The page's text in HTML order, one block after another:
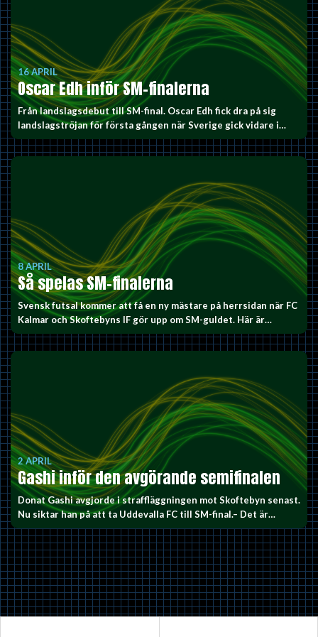
16 APRIL
Oscar Edh inför SM-finalerna
Från landslagsdebut till SM-final. Oscar Edh fick dra på sig
landslagströjan för första gången när Sverige gick vidare i…
8 APRIL
Så spelas SM-finalerna
Svensk futsal kommer att få en ny mästare på herrsidan när FC
Kalmar och Skoftebyns IF gör upp om SM-guldet. Här är…
2 APRIL
Gashi inför den avgörande semifinalen
Donat Gashi avgjorde i straffläggningen mot Skoftebyn senast.
Nu siktar han på att ta Uddevalla FC till SM-final.– Det är…